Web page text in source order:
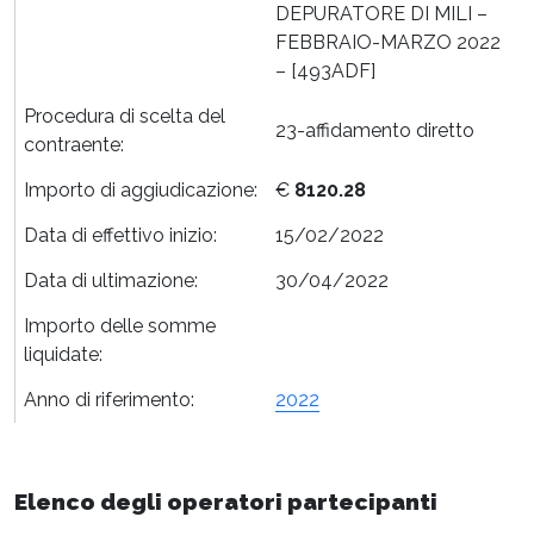
DEPURATORE DI MILI –
FEBBRAIO-MARZO 2022
– [493ADF]
Procedura di scelta del
contraente:
23-affidamento diretto
Importo di aggiudicazione: € 8120.28
Data di effettivo inizio:
15/02/2022
Data di ultimazione:
30/04/2022
Importo delle somme
liquidate:
Anno di riferimento:
2022
Elenco degli operatori partecipanti